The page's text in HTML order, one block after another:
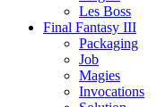
Les Boss
Final Fantasy III
Packaging
Job
Magies
Invocations